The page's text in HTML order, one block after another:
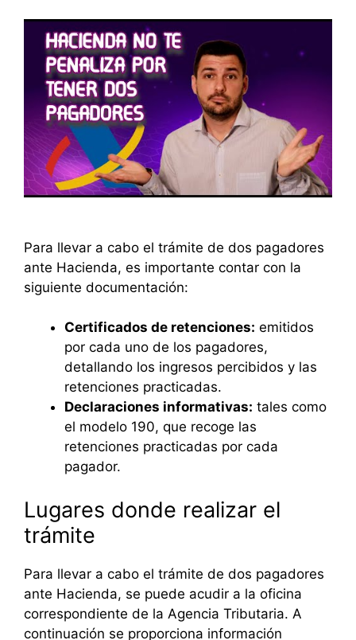
Para llevar a cabo el trámite de dos pagadores
ante Hacienda, es importante contar con la
siguiente documentación:
Certificados de retenciones: emitidos
por cada uno de los pagadores,
detallando los ingresos percibidos y las
retenciones practicadas.
Declaraciones informativas: tales como
el modelo 190, que recoge las
retenciones practicadas por cada
pagador.
Lugares donde realizar el
trámite
Para llevar a cabo el trámite de dos pagadores
ante Hacienda, se puede acudir a la oficina
correspondiente de la Agencia Tributaria. A
continuación se proporciona información